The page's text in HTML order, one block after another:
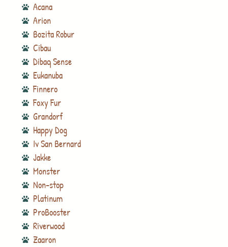
Acana
Arion
Bozita Robur
Cibau
Dibaq Sense
Eukanuba
Finnero
Foxy Fur
Grandorf
Happy Dog
Iv San Bernard
Jakke
Monster
Non-stop
Platinum
ProBooster
Riverwood
Zaaron